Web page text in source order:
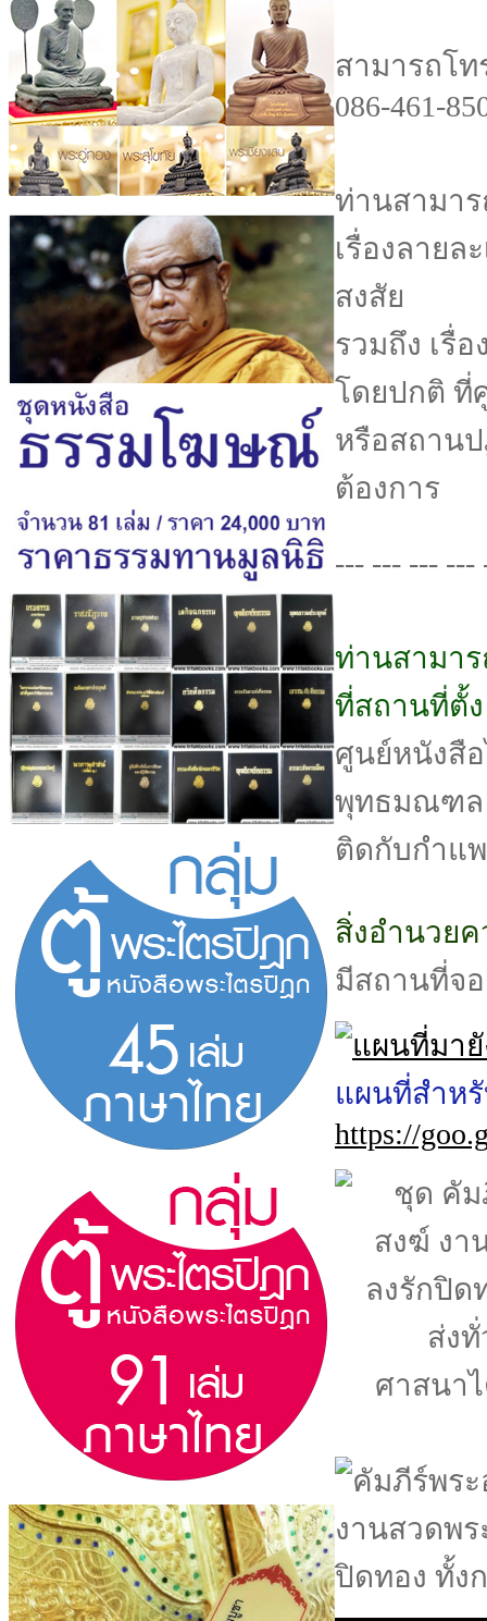
สามารถโ
086-461-
ท่านสามา
เรื่องลาย
สงสัย
รวมถึง เรื่
โดยปกติ ที่
หรือสถาน
ต้องการ
--- --- --- ---
ท่านสามา
ที่สถานที่ตั้ง
ศูนย์หนังสื
พุทธมณฑล
ติดกับกำแ
สิ่งอำนวย
มีสถานที่จ
แผนที่สำหรั
https://